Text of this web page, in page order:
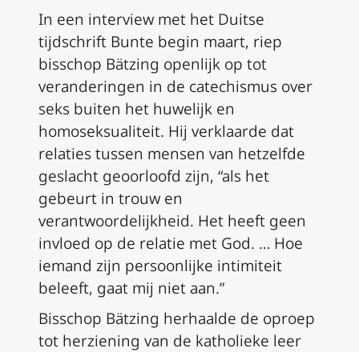
In een interview met het Duitse
tijdschrift Bunte begin maart, riep
bisschop Bätzing openlijk op tot
veranderingen in de catechismus over
seks buiten het huwelijk en
homoseksualiteit. Hij verklaarde dat
relaties tussen mensen van hetzelfde
geslacht geoorloofd zijn, “als het
gebeurt in trouw en
verantwoordelijkheid. Het heeft geen
invloed op de relatie met God. … Hoe
iemand zijn persoonlijke intimiteit
beleeft, gaat mij niet aan.”
Bisschop Bätzing herhaalde de oproep
tot herziening van de katholieke leer